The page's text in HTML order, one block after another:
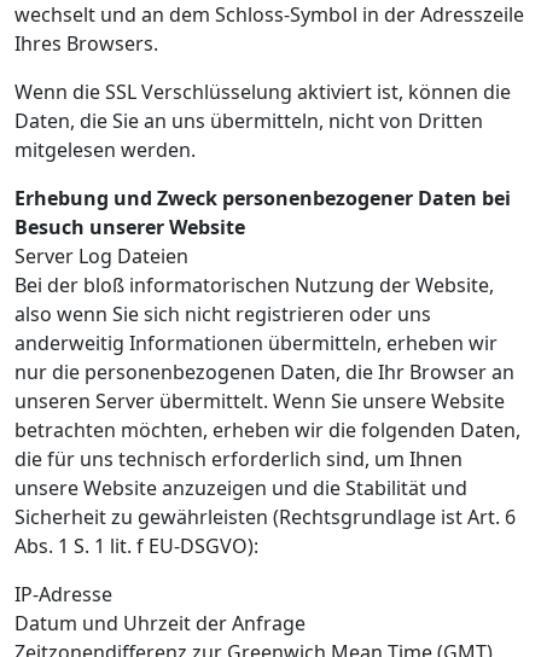
wechselt und an dem Schloss-Symbol in der Adresszeile
Ihres Browsers.
Wenn die SSL Verschlüsselung aktiviert ist, können die
Daten, die Sie an uns übermitteln, nicht von Dritten
mitgelesen werden.
Erhebung und Zweck personenbezogener Daten bei
Besuch unserer Website
Server Log Dateien
Bei der bloß informatorischen Nutzung der Website,
also wenn Sie sich nicht registrieren oder uns
anderweitig Informationen übermitteln, erheben wir
nur die personenbezogenen Daten, die Ihr Browser an
unseren Server übermittelt. Wenn Sie unsere Website
betrachten möchten, erheben wir die folgenden Daten,
die für uns technisch erforderlich sind, um Ihnen
unsere Website anzuzeigen und die Stabilität und
Sicherheit zu gewährleisten (Rechtsgrundlage ist Art. 6
Abs. 1 S. 1 lit. f EU-DSGVO):
IP-Adresse
Datum und Uhrzeit der Anfrage